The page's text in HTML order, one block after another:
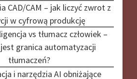
CAD/CAM – jak liczyć zwrot z
w cyfrową produkcję
vs tłumacz człowiek –
granica automatyzacji
tłumaczeń?
i narzędzia AI obniżające